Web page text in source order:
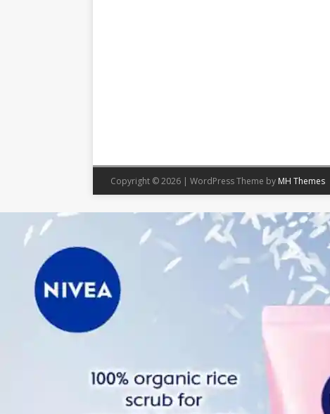
Copyright © 2026 | WordPress Theme by MH Themes